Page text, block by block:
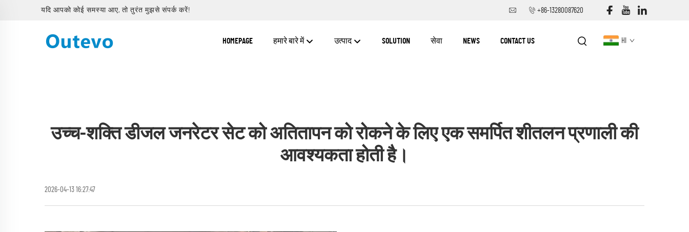
यदि आपको कोई समस्या आए, तो तुरंत मुझसे संपर्क करें! +86-13280087620
HOMEPAGE हमारे बारे में उत्पाद SOLUTION सेवा NEWS CONTACT US HI
उच्च-शक्ति डीजल जनरेटर सेट को अतितापन को रोकने के लिए एक समर्पित शीतलन प्रणाली की
आवश्यकता होती है।
2026-04-13 16:27:47